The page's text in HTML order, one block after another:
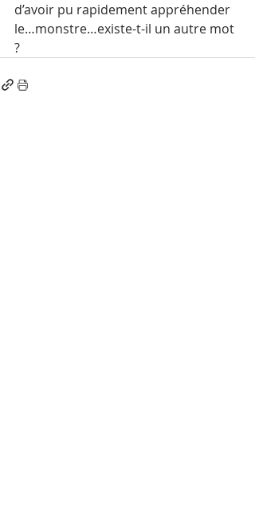
d’avoir pu rapidement appréhender
le…monstre…existe-t-il un autre mot
?